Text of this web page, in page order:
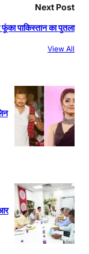
Next Post
फूंका पाकिस्तान का पुतला
View All